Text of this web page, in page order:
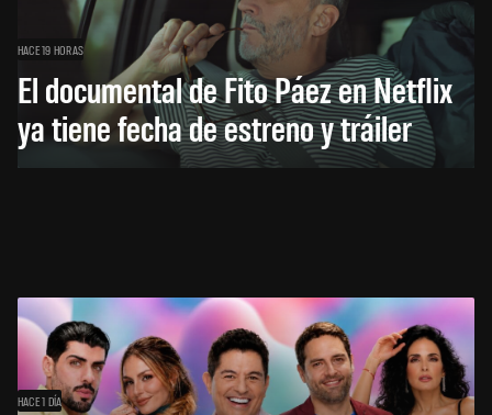
HACE 19 HORAS
El documental de Fito Páez en Netflix
ya tiene fecha de estreno y tráiler
HACE 1 DÍA